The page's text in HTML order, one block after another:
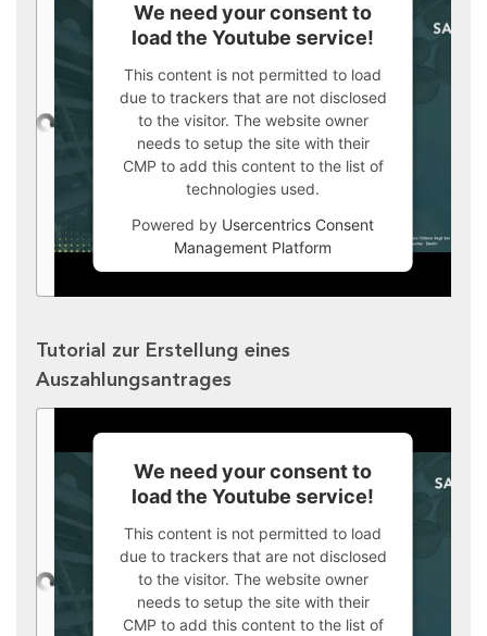
We need your consent to
load the Youtube service!
This content is not permitted to load
due to trackers that are not disclosed
to the visitor. The website owner
needs to setup the site with their
CMP to add this content to the list of
technologies used.
Powered by Usercentrics Consent
Management Platform
Tutorial zur Erstellung eines
Auszahlungsantrages
We need your consent to
load the Youtube service!
This content is not permitted to load
due to trackers that are not disclosed
to the visitor. The website owner
needs to setup the site with their
CMP to add this content to the list of